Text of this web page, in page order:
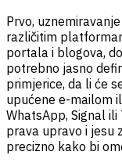
Prvo,
različitim
portala i blogova,
potrebno jasno
primjerice, da li će
upućene e-mailom
WhatsApp, Signal
prava upravo i jesu
precizno kako bi